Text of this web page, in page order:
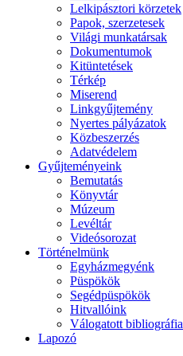
Lelkipásztori körzetek
Papok, szerzetesek
Világi munkatársak
Dokumentumok
Kitüntetések
Térkép
Miserend
Linkgyűjtemény
Nyertes pályázatok
Közbeszerzés
Adatvédelem
Gyűjteményeink
Bemutatás
Könyvtár
Múzeum
Levéltár
Videósorozat
Történelmünk
Egyházmegyénk
Püspökök
Segédpüspökök
Hitvallóink
Válogatott bibliográfia
Lapozó